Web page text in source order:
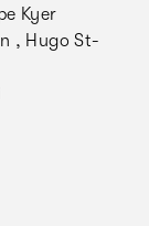
Kyer
, Hugo St-